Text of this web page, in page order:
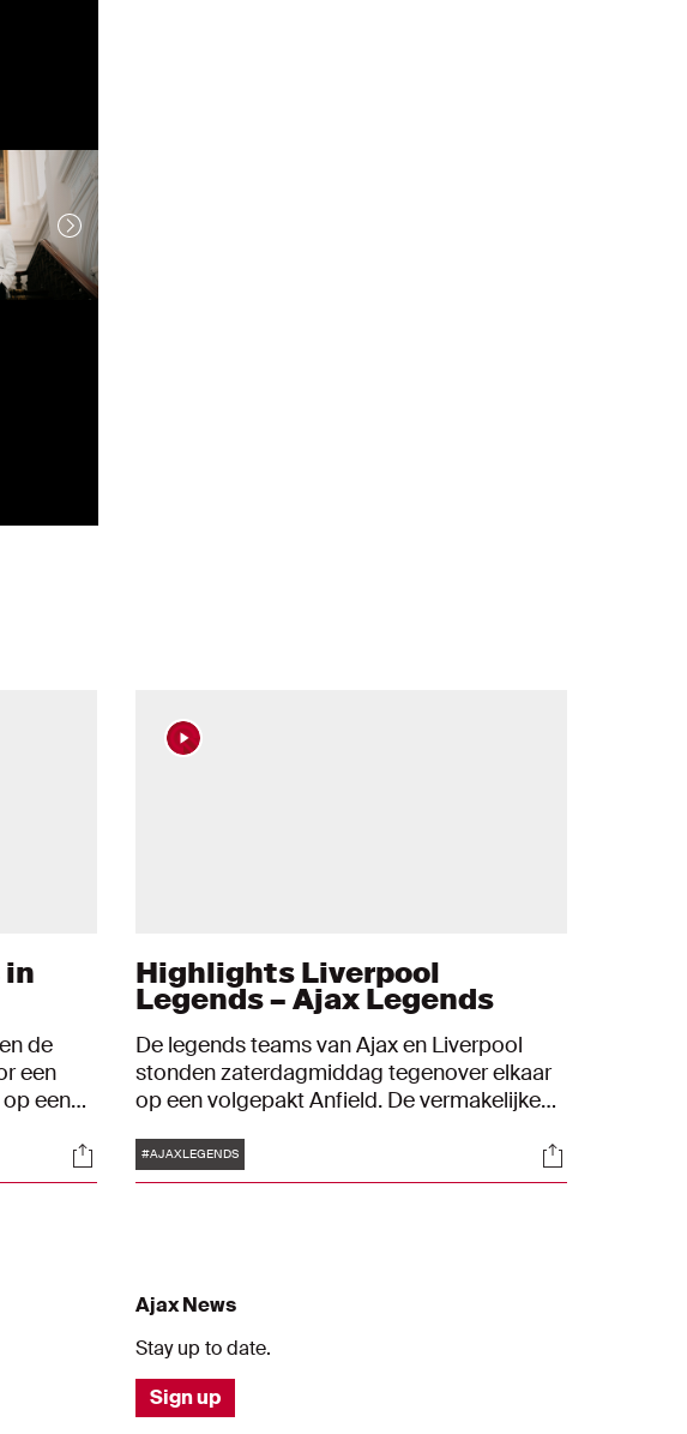
in
de
een
een
Socials
Highlights Liverpool
Legends – Ajax Legends
De legends teams van Ajax en Liverpool
stonden zaterdagmiddag tegenover elkaar
op een volgepakt Anfield. De vermakelijke
doelpunten op: 4-2. Treffers van Derk
Boerrigter en Kiki Musampa in de eerste
Tags
#AJAXLEGENDS Socials
Ajax News
Stay up to date.
Sign up